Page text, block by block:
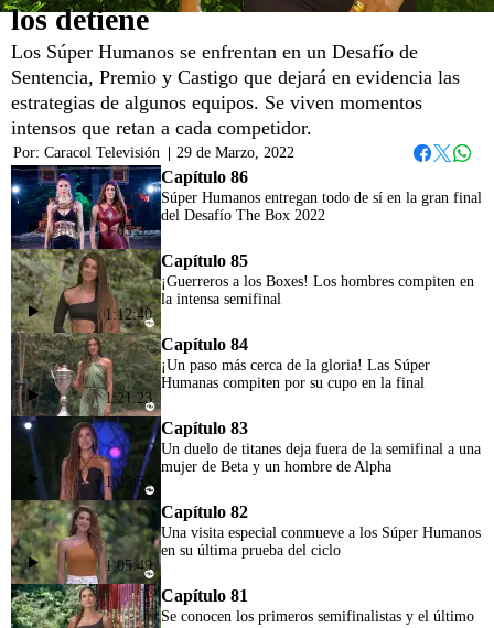
los detiene
Los Súper Humanos se enfrentan en un Desafío de
Sentencia, Premio y Castigo que dejará en evidencia las
estrategias de algunos equipos. Se viven momentos
intensos que retan a cada competidor.
Por: Caracol Televisión
29 de Marzo, 2022
1:05:32
Capítulo 86
Súper Humanos entregan todo de sí en la gran final
del Desafío The Box 2022
1:12:40
Capítulo 85
¡Guerreros a los Boxes! Los hombres compiten en
la intensa semifinal
1:21:23
Capítulo 84
¡Un paso más cerca de la gloria! Las Súper
Humanas compiten por su cupo en la final
1:05:55
Capítulo 83
Un duelo de titanes deja fuera de la semifinal a una
mujer de Beta y un hombre de Alpha
1:05:49
Capítulo 82
Una visita especial conmueve a los Súper Humanos
en su última prueba del ciclo
Capítulo 81
Se conocen los primeros semifinalistas y el último